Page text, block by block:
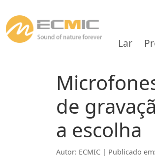
Lar
de
a escolha
Autor: ECMIC | Publicado